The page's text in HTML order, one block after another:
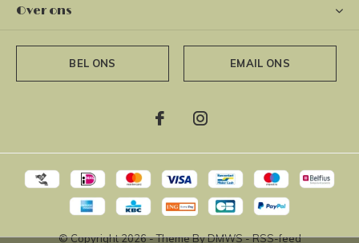
Over ons
BEL ONS EMAIL ONS
© Copyright2026- Theme ByDMWS-RSS-feed